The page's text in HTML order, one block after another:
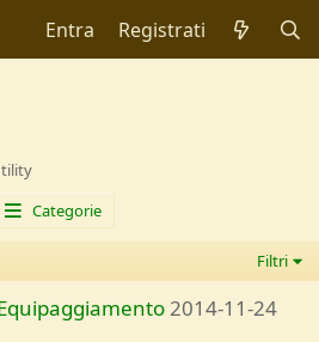
Entra Registrati
Categorie
Filtri
2014-11-24